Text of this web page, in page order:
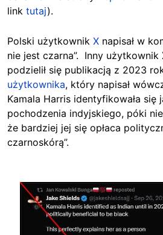
link tutaj).
Polski użytkownik X napisał w
nie jest czarna”. Inny użytkownik
podzielił się publikacją z 2023
użytkownika, który napisał
Kamala Harris identyfikowała się
pochodzenia indyjskiego, póki
że bardziej jej się opłaca
czarnoskórą”.
Image